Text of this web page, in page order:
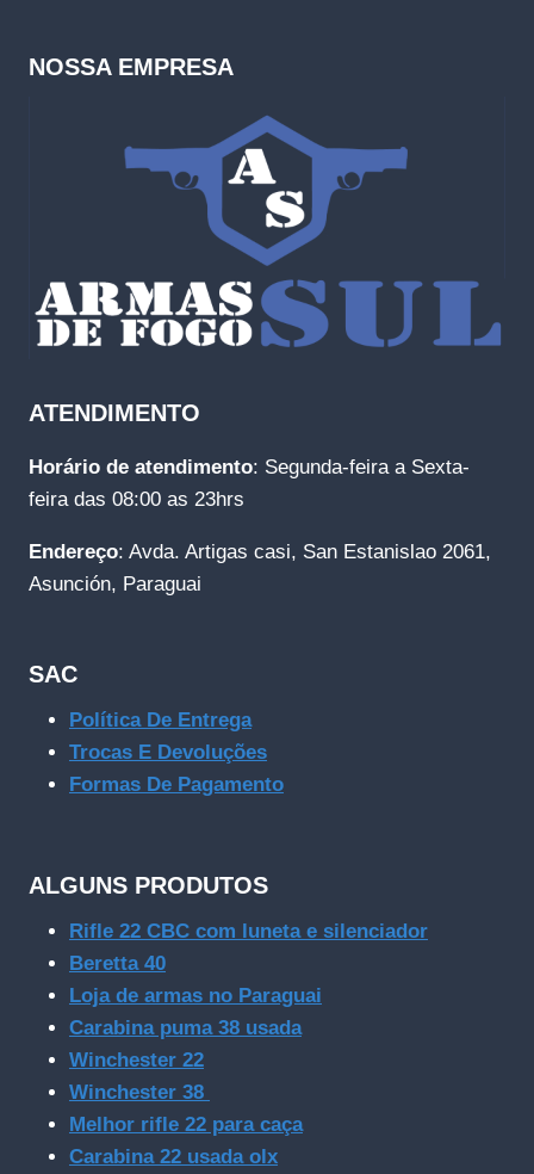
COMPLETA
NOSSA EMPRESA
ATENDIMENTO
Horário de atendimento: Segunda-feira a Sexta-
feira das 08:00 as 23hrs
Endereço: Avda. Artigas casi, San Estanislao 2061,
Asunción, Paraguai
SAC
Política De Entrega
Trocas E Devoluções
Formas De Pagamento
ALGUNS PRODUTOS
Rifle 22 CBC com luneta e silenciador
Beretta 40
Loja de armas no Paraguai
Carabina puma 38 usada
Winchester 22
Winchester 38
Melhor rifle 22 para caça
Carabina 22 usada olx